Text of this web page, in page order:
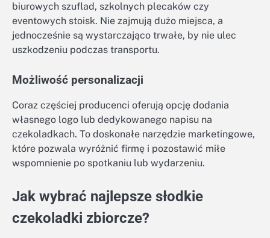
biurowych szuflad, szkolnych plecaków czy
eventowych stoisk. Nie zajmują dużo miejsca, a
jednocześnie są wystarczająco trwałe, by nie ulec
uszkodzeniu podczas transportu.
Możliwość personalizacji
Coraz częściej producenci oferują opcję dodania
własnego logo lub dedykowanego napisu na
czekoladkach. To doskonałe narzędzie marketingowe,
które pozwala wyróżnić firmę i pozostawić miłe
wspomnienie po spotkaniu lub wydarzeniu.
Jak wybrać najlepsze słodkie
czekoladki zbiorcze?